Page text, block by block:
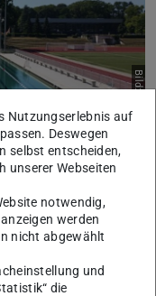
Bild: Jan Geyer
dass die
am Freitag den
Jahr wieder
Nutzungserlebnis auf
Deswegen
selbst entscheiden,
unserer Webseiten
notwendig,
werden
nicht abgewählt
und
die